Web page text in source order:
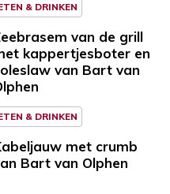
& DRINKEN
van de grill
kappertjesboter en
van Bart van
& DRINKEN
met crumb
Bart van Olphen